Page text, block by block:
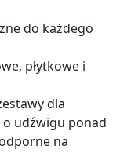
do każdego
płytkowe i
dla
o udźwigu ponad
na